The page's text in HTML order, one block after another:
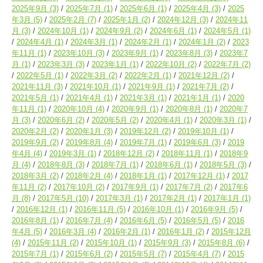
2025年9月 (3) 2025年7月 (1) 2025年6月 (1) 2025年4月 (3)
2025
年3月 (5) 2025年2月 (7) 2025年1月 (2) 2024年12月 (3)
2024年11
月 (3) 2024年10月 (1) 2024年9月 (2) 2024年6月 (1) 2024年5月 (1)
2024年4月 (1) 2024年3月 (1) 2024年2月 (1) 2024年1月 (2)
2023
年11月 (1) 2023年10月 (3) 2023年9月 (1) 2023年8月 (3)
2023年7
月 (1) 2023年3月 (3) 2023年1月 (1) 2022年10月 (2) 2022年7月 (2)
2022年5月 (1) 2022年3月 (2) 2022年2月 (1) 2021年12月 (2)
2021年11月 (3) 2021年10月 (1) 2021年9月 (1) 2021年7月 (2)
2021年5月 (1) 2021年4月 (1) 2021年3月 (1) 2021年1月 (1)
2020
年11月 (1) 2020年10月 (4) 2020年9月 (1) 2020年8月 (1)
2020年7
月 (3) 2020年6月 (2) 2020年5月 (2) 2020年4月 (1) 2020年3月 (1)
2020年2月 (2) 2020年1月 (3) 2019年12月 (2) 2019年10月 (1)
2019年9月 (2) 2019年8月 (4) 2019年7月 (1) 2019年6月 (3)
2019
年4月 (4) 2019年3月 (1) 2018年12月 (2) 2018年11月 (1)
2018年9
月 (4) 2018年8月 (3) 2018年7月 (1) 2018年6月 (1) 2018年5月 (3)
2018年3月 (2) 2018年2月 (4) 2018年1月 (1) 2017年12月 (1)
2017
年11月 (2) 2017年10月 (2) 2017年9月 (1) 2017年7月 (2)
2017年6
月 (8) 2017年5月 (10) 2017年3月 (1) 2017年2月 (1) 2017年1月 (1)
2016年12月 (1) 2016年11月 (5) 2016年10月 (1) 2016年9月 (5)
2016年8月 (1) 2016年7月 (4) 2016年6月 (5) 2016年5月 (5)
2016
年4月 (5) 2016年3月 (4) 2016年2月 (1) 2016年1月 (2)
2015年12月
(4)
2015年11月 (2) 2015年10月 (1) 2015年9月 (3) 2015年8月 (6)
2015年7月 (1) 2015年6月 (2) 2015年5月 (7) 2015年4月 (7)
2015